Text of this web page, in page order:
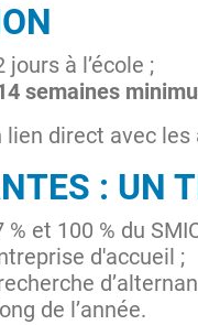
à l’école ;
semaines
direct avec
: UN
et 100 % du
d'accueil ;
de l’année.